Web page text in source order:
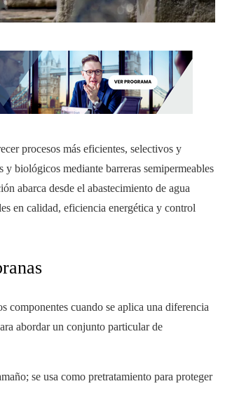
procesos más eficientes, selectivos y
biológicos mediante barreras semipermeables
abarca desde el abastecimiento de agua
en calidad, eficiencia energética y control
componentes cuando se aplica una diferencia
abordar un conjunto particular de
se usa como pretratamiento para proteger